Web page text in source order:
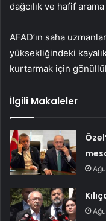
dağcılık ve hafif
AFAD’ın saha
yüksekliğindeki
kurtarmak için
İlgili Makaleler